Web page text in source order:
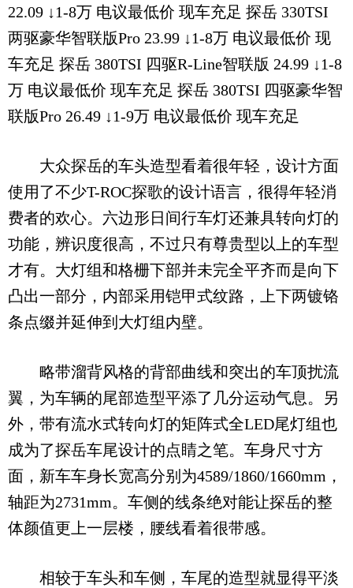
22.09 ↓1-8万 电议最低价 现车充足 探岳 330TSI
两驱豪华智联版Pro 23.99 ↓1-8万 电议最低价 现
车充足 探岳 380TSI 四驱R-Line智联版 24.99 ↓1-8
万 电议最低价 现车充足 探岳 380TSI 四驱豪华智
联版Pro 26.49 ↓1-9万 电议最低价 现车充足
大众探岳的车头造型看着很年轻，设计方面
使用了不少T-ROC探歌的设计语言，很得年轻消
费者的欢心。六边形日间行车灯还兼具转向灯的
功能，辨识度很高，不过只有尊贵型以上的车型
才有。大灯组和格栅下部并未完全平齐而是向下
凸出一部分，内部采用铠甲式纹路，上下两镀铬
条点缀并延伸到大灯组内壁。
略带溜背风格的背部曲线和突出的车顶扰流
翼，为车辆的尾部造型平添了几分运动气息。另
外，带有流水式转向灯的矩阵式全LED尾灯组也
成为了探岳车尾设计的点睛之笔。车身尺寸方
面，新车车身长宽高分别为4589/1860/1660mm，
轴距为2731mm。车侧的线条绝对能让探岳的整
体颜值更上一层楼，腰线看着很带感。
相较于车头和车侧，车尾的造型就显得平淡